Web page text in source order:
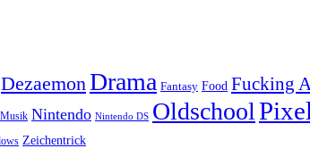
DezaemonDrama Fantasy Food Fucking
Musik Nintendo Nintendo DS OldschoolPixel
Zeichentrick